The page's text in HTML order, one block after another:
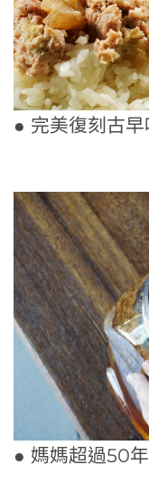
● 完美復刻古早
● 媽媽超過50